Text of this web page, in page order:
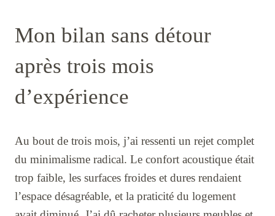
Mon bilan sans détour
après trois mois
d’expérience
Au bout de trois mois, j’ai ressenti un rejet complet
du minimalisme radical. Le confort acoustique était
trop faible, les surfaces froides et dures rendaient
l’espace désagréable, et la praticité du logement